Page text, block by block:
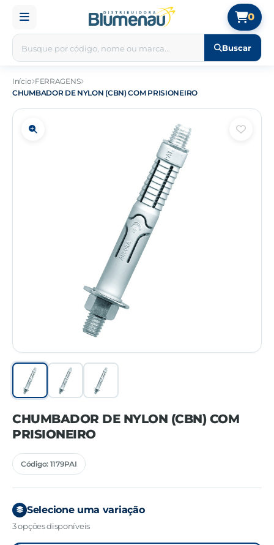
Buscar
0
Início FERRAGENS
CHUMBADOR DE NYLON (CBN) COM PRISIONEIRO
CHUMBADOR DE NYLON (CBN) COM
PRISIONEIRO
Código: 1179PAI
Selecione uma variação
3 opções disponíveis